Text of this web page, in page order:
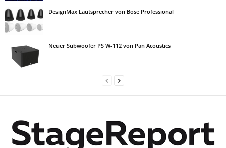
DesignMax Lautsprecher von Bose Professional
Neuer Subwoofer PS W-112 von Pan Acoustics